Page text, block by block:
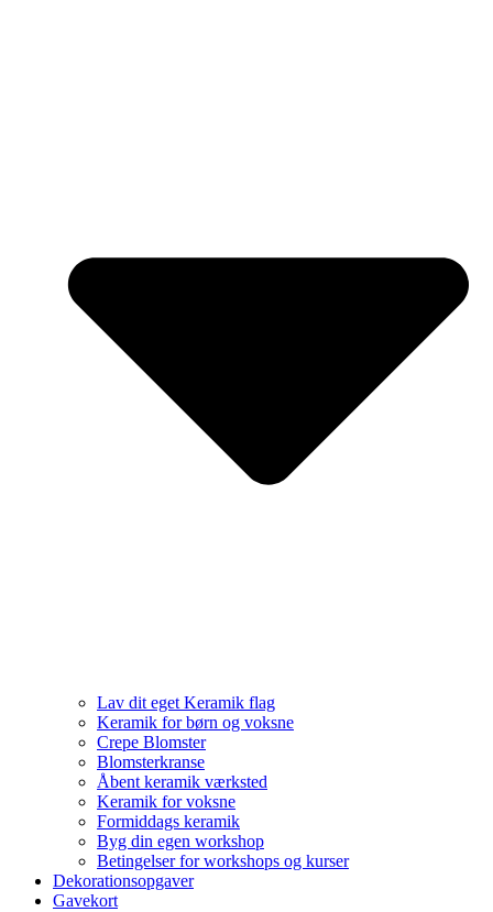
Lav dit eget Keramik flag
Keramik for børn og voksne
Crepe Blomster
Blomsterkranse
Åbent keramik værksted
Keramik for voksne
Formiddags keramik
Byg din egen workshop
Betingelser for workshops og kurser
Dekorationsopgaver
Gavekort